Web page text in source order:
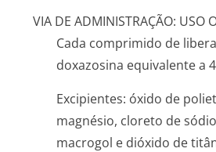
VIA DE ADMINISTRAÇÃO: USO
Cada comprimido de
doxazosina equivalente a
Excipientes: óxido de
magnésio, cloreto de
macrogol e dióxido de